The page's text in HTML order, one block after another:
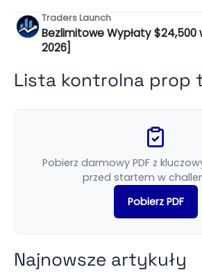
Traders Launch
Bezlimitowe Wypłaty $24,500
2026]
Lista kontrolna prop
Pobierz darmowy PDF z
przed startem w
Pobierz PDF
Najnowsze artykuły